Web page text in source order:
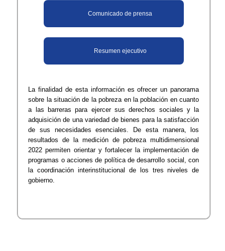
Comunicado de prensa
Resumen ejecutivo
La finalidad de esta información es ofrecer un panorama
sobre la situación de la pobreza en la población en cuanto
a las barreras para ejercer sus derechos sociales y la
adquisición de una variedad de bienes para la satisfacción
de sus necesidades esenciales. De esta manera, los
resultados de la medición de pobreza multidimensional
2022 permiten orientar y fortalecer la implementación de
programas o acciones de política de desarrollo social, con
la coordinación interinstitucional de los tres niveles de
gobierno.